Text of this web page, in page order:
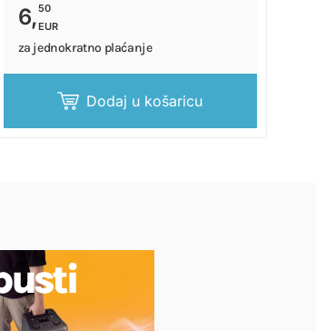
6,50
EUR
za jednokratno plaćanje
Dodaj u košaricu